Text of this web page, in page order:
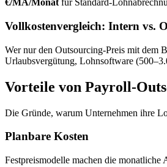
€/MA/Monatfür Standard-
Vollkostenvergleich: Intern vs.
Wer nur den Outsourcing-Preis mit dem
Urlaubsvergütung, Lohnsoftware
Vorteile von Payroll-
Die Gründe, warum Unternehmen ihre
Planbare Kosten
Festpreismodelle machen die